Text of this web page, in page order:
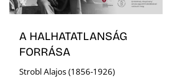
A HALHATATLANSÁG
FORRÁSA
Strobl Alajos (1856-1926)